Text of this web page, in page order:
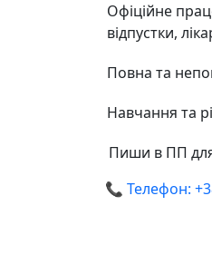
Офіційне
відпустки,
Повна та
Навчання та
Пиши в ПП
📞 Телефон: